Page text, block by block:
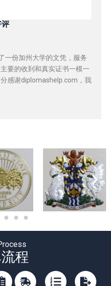
一份加州大学的文凭，服务
要的收到和真实证书一模一
感谢diplomashelp.com，我
程